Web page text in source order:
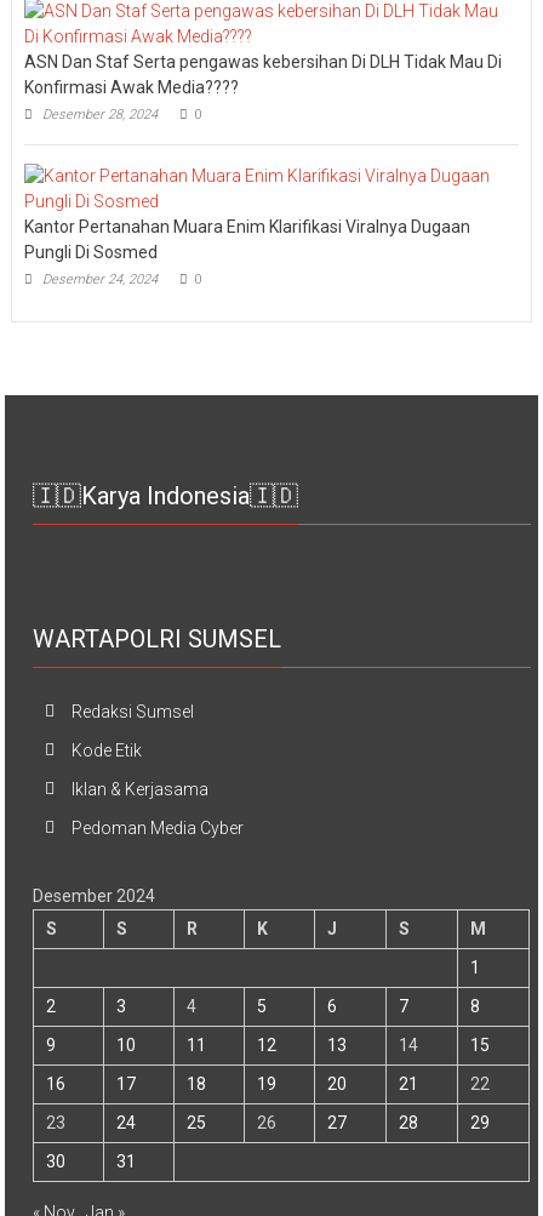
ASN Dan Staf Serta pengawas kebersihan Di DLH Tidak Mau Di
Konfirmasi Awak Media????
Desember 28, 2024 0
Kantor Pertanahan Muara Enim Klarifikasi Viralnya Dugaan
Pungli Di Sosmed
Desember 24, 2024 0
🇮🇩Karya Indonesia🇮🇩
WARTAPOLRI SUMSEL
Redaksi Sumsel
Kode Etik
Iklan & Kerjasama
Pedoman Media Cyber
Desember 2024
S
S R K J S
M
1
2
3 4 5 6 7
8
9
10 11 12 13 14
15
16
17 18 19 20 21
22
23
24 25 26 27 28
29
30
31